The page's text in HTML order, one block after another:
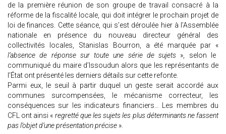
de la première réunion de son groupe de travail consacré à la
réforme de la fiscalité locale, qui doit intégrer le prochain projet de
loi de finances. Cette séance, qui s’est déroulée hier à l’Assemblée
nationale en présence du nouveau directeur général des
collectivités locales, Stanislas Bourron, a été marquée par «
l’absence de réponse sur toute une série de sujets », selon le
communiqué du maire d’Issoudun alors que les représentants de
l’État ont présenté les derniers détails sur cette refonte.
Parmi eux, le seuil à partir duquel un geste serait accordé aux
communes surcompensées, le mécanisme correcteur, les
conséquences sur les indicateurs financiers… Les membres du
CFL ont ainsi « regretté que les sujets les plus déterminants ne fassent
pas l’objet d’une présentation précise ».